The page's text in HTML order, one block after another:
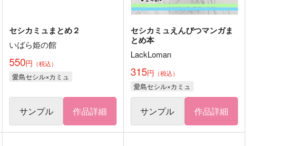
セシカミュまとめ２
いばら姫の館
550円 （税込）
愛島セシル×カミュ
サンプル 作品詳細
セシカミュえんぴつマンガま
とめ本
LackLoman
315円 （税込）
愛島セシル×カミュ
サンプル 作品詳細